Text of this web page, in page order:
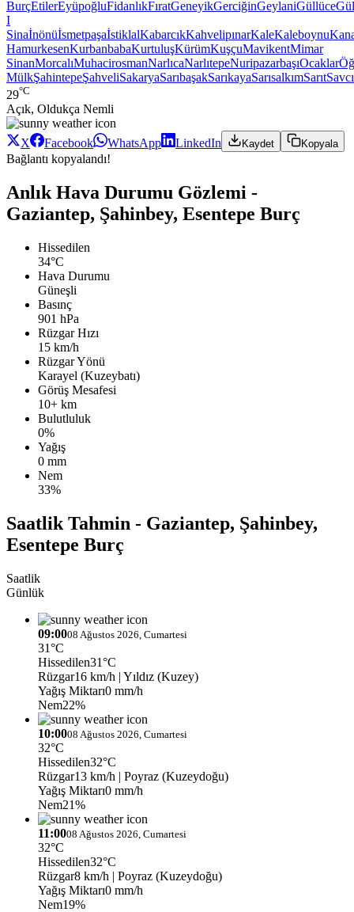
BurçEtilerEyüpoğluFidanlıkFıratGeneyikGerciğinGeylaniGüllüce
I
SinaİnönüİsmetpaşaİstiklalKabarcıkKahvelipınarKaleKaleboynu
HamurkesenKurbanbabaKurtuluşKürümKuşçuMavikentMimar
SinanMorcalıMuhacirosmanNarlıcaNarlıtepeNuripazarbaşıOcaklar
MülkŞahintepeŞahveliSakaryaSarıbaşakSarıkayaSarısalkımSarıt
29°C
Açık, Oldukça Nemli
X Facebook WhatsApp LinkedIn Kaydet Kopyala
Bağlantı kopyalandı!
Anlık Hava Durumu Gözlemi -
Gaziantep, Şahinbey, Esentepe Burç
Hissedilen
34°C
Hava Durumu
Güneşli
Basınç
901 hPa
Rüzgar Hızı
15 km/h
Rüzgar Yönü
Karayel (Kuzeybatı)
Görüş Mesafesi
10+ km
Bulutluluk
0%
Yağış
0 mm
Nem
33%
Saatlik Tahmin - Gaziantep, Şahinbey,
Esentepe Burç
Saatlik
Günlük
09:0008 Ağustos 2026, Cumartesi
31°C
Hissedilen31°C
Rüzgar16 km/h | Yıldız (Kuzey)
Yağış Miktarı0 mm/h
Nem22%
10:0008 Ağustos 2026, Cumartesi
32°C
Hissedilen32°C
Rüzgar13 km/h | Poyraz (Kuzeydoğu)
Yağış Miktarı0 mm/h
Nem21%
11:0008 Ağustos 2026, Cumartesi
32°C
Hissedilen32°C
Rüzgar8 km/h | Poyraz (Kuzeydoğu)
Yağış Miktarı0 mm/h
Nem19%